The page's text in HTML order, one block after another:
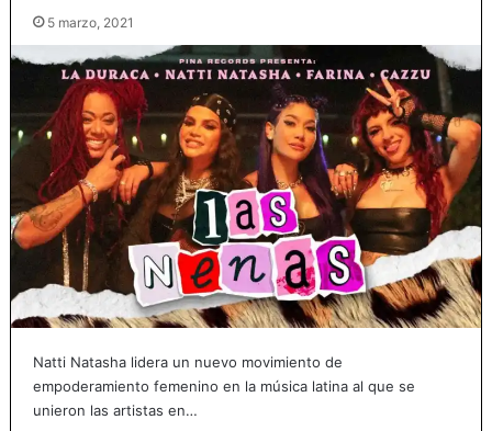
5 marzo, 2021
Natti Natasha lidera un nuevo movimiento de
empoderamiento femenino en la música latina al que se
unieron las artistas en…